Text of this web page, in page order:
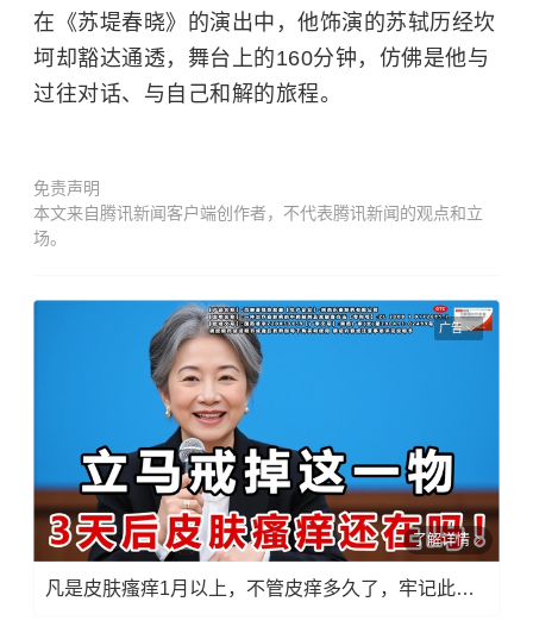
在《苏堤春晓》的演出中，他饰演的苏轼历经坎
坷却豁达通透，舞台上的160分钟，仿佛是他与
过往对话、与自己和解的旅程。
免责声明
本文来自腾讯新闻客户端创作者，不代表腾讯新闻的观点和立
场。
广告
了解详情
凡是皮肤瘙痒1月以上，不管皮痒多久了，牢记此法，快！准！狠！